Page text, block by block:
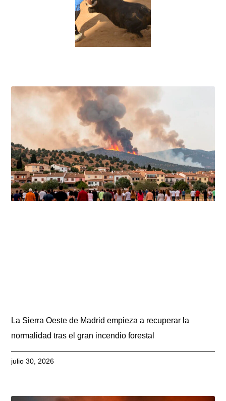
La Sierra Oeste de Madrid empieza a recuperar la
normalidad tras el gran incendio forestal
julio 30, 2026